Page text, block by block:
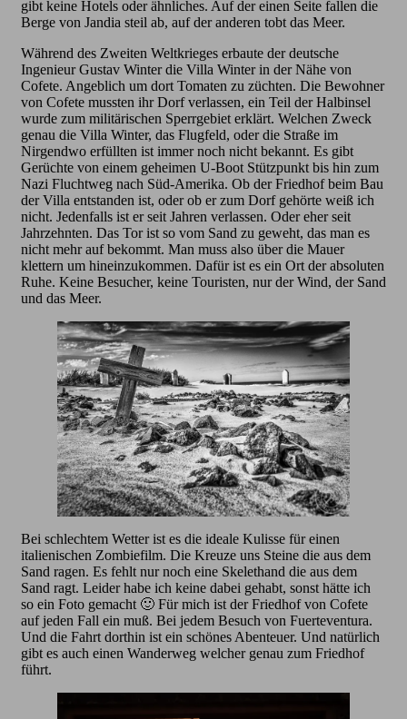
gibt keine Hotels oder ähnliches. Auf der einen Seite fallen die
Berge von Jandia steil ab, auf der anderen tobt das Meer.
Während des Zweiten Weltkrieges erbaute der deutsche
Ingenieur Gustav Winter die Villa Winter in der Nähe von
Cofete. Angeblich um dort Tomaten zu züchten. Die Bewohner
von Cofete mussten ihr Dorf verlassen, ein Teil der Halbinsel
wurde zum militärischen Sperrgebiet erklärt. Welchen Zweck
genau die Villa Winter, das Flugfeld, oder die Straße im
Nirgendwo erfüllten ist immer noch nicht bekannt. Es gibt
Gerüchte von einem geheimen U-Boot Stützpunkt bis hin zum
Nazi Fluchtweg nach Süd-Amerika. Ob der Friedhof beim Bau
der Villa entstanden ist, oder ob er zum Dorf gehörte weiß ich
nicht. Jedenfalls ist er seit Jahren verlassen. Oder eher seit
Jahrzehnten. Das Tor ist so vom Sand zu geweht, das man es
nicht mehr auf bekommt. Man muss also über die Mauer
klettern um hineinzukommen. Dafür ist es ein Ort der absoluten
Ruhe. Keine Besucher, keine Touristen, nur der Wind, der Sand
und das Meer.
Bei schlechtem Wetter ist es die ideale Kulisse für einen
italienischen Zombiefilm. Die Kreuze uns Steine die aus dem
Sand ragen. Es fehlt nur noch eine Skelethand die aus dem
Sand ragt. Leider habe ich keine dabei gehabt, sonst hätte ich
so ein Foto gemacht 🙂 Für mich ist der Friedhof von Cofete
auf jeden Fall ein muß. Bei jedem Besuch von Fuerteventura.
Und die Fahrt dorthin ist ein schönes Abenteuer. Und natürlich
gibt es auch einen Wanderweg welcher genau zum Friedhof
führt.